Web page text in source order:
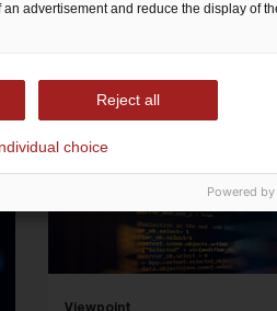
Viewpoint
advertisement and reduce the display of
Reject all
choice
Powered by